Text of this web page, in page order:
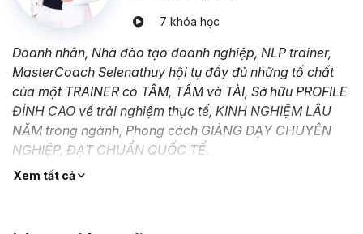
7 khóa học
Doanh nhân, Nhà đào tạo doanh nghiệp, NLP trainer,
MasterCoach Selenathuy hội tụ đầy đủ những tố chất
của một TRAINER có TÂM, TẦM và TÀI, Sở hữu PROFILE
ĐỈNH CAO về trải nghiệm thực tế, KINH NGHIỆM LÂU
NĂM trong ngành, Phong cách GIẢNG DẠY CHUYÊN
NGHIỆP, ĐẠT CHUẨN QUỐC TẾ.
Xem tất cả